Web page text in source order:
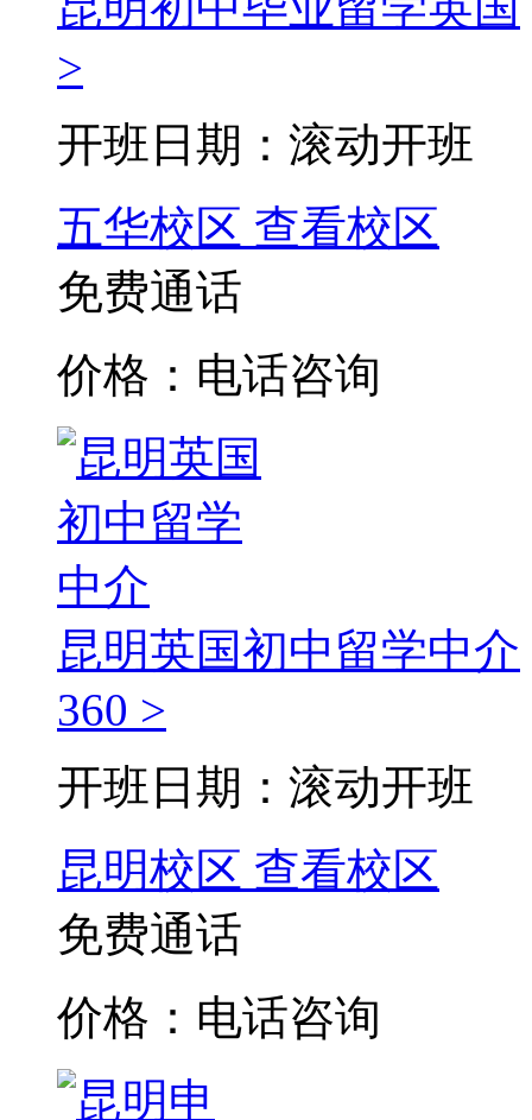
>
开班日期：滚动开班
五华校区 查看校区
免费通话
价格：电话咨询
昆明英国初中留学中介
360 >
开班日期：滚动开班
昆明校区 查看校区
免费通话
价格：电话咨询